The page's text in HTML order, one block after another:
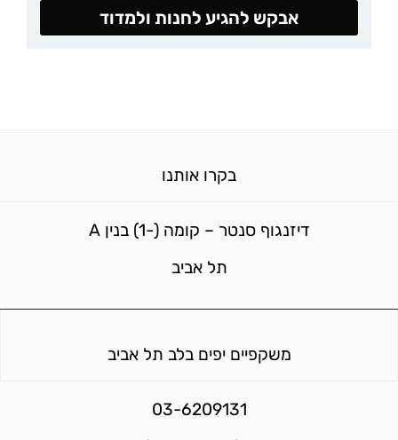
אבקש להגיע לחנות ולמדוד
בקרו אותנו
דיזנגוף סנטר – קומה (-1) בנין A
תל אביב
משקפיים יפים בלב תל אביב
03-6209131